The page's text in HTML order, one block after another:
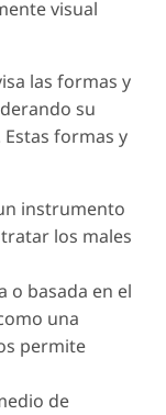
visual
las formas y
su
formas y
instrumento
los males
o basada en el
una
permite
de